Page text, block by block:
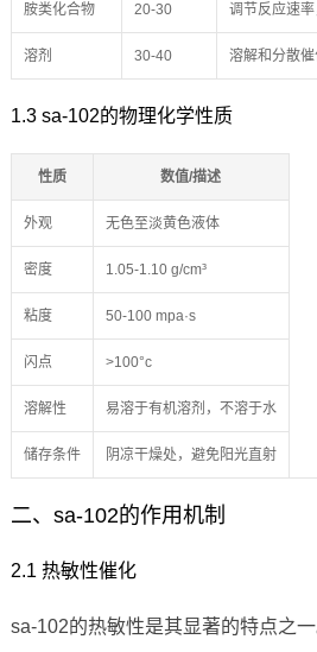
胺类化合物 20-30 调节反应速
溶剂 30-40 溶解和分散
1.3 sa-102的物理化学性质
性质 数值/描述
外观 无色至淡黄色液体
密度 1.05-1.10 g/cm³
粘度 50-100 mpa·s
闪点 >100°c
溶解性 易溶于有机溶剂，不溶于水
储存条件 阴凉干燥处，避免阳光直射
二、sa-102的作用机制
2.1 热敏性催化
sa-102的热敏性是其显著的特点之